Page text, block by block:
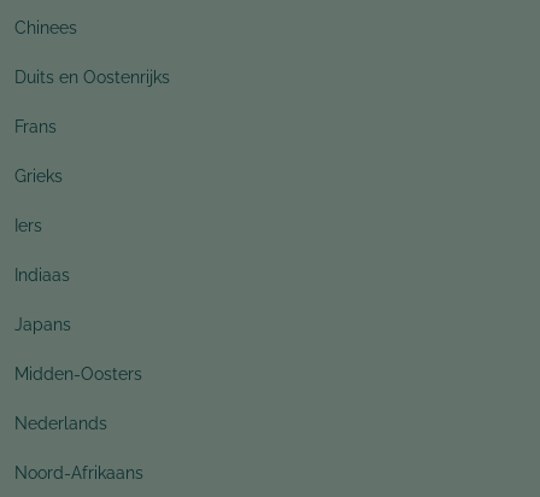
Chinees
Duits en Oostenrijks
Frans
Grieks
Iers
Indiaas
Japans
Midden-Oosters
Nederlands
Noord-Afrikaans